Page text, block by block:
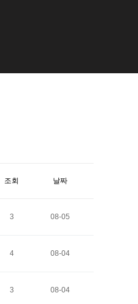
조회 날짜
3 08-05
4 08-04
3 08-04